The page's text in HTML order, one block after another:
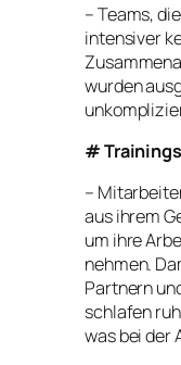
– Teams,
intensiver
wurden
#
–
aus ihrem
um ihre
nehmen.
Partnern
schlafen
was bei der